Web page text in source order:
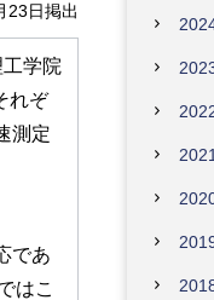
23日掲出
学院
れぞ
測定
であ
はこ